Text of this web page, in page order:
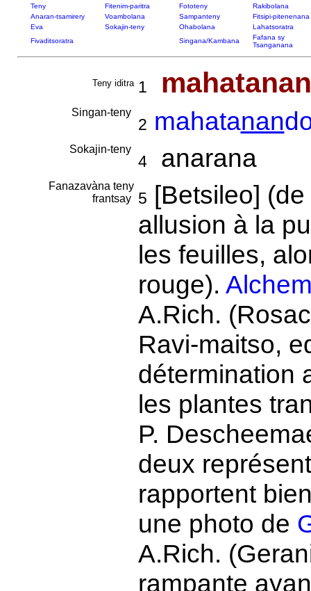
Teny Fitenim-paritra Fototeny
Rakibolana
Anaran-tsamirery
Voambolana Sampanteny
Fitsipi-pitenenana
Eva
Sokajin-teny Ohabolana
Lahatsoratra
Fivaditsoratra
Singana/Kambana
Fafana sy
Tsanganana
Teny iditra 1
Singan-teny
2 mahatanan
Sokajin-teny
4anarana
Fanazavàna teny
frantsay
5 [Betsileo] (de
allusion à la
les feuilles,
rouge).
A.Rich.
Ravi-maitso,
détermination
les plantes
P.
deux
rapportent
une photo de
A.Rich.
rampante